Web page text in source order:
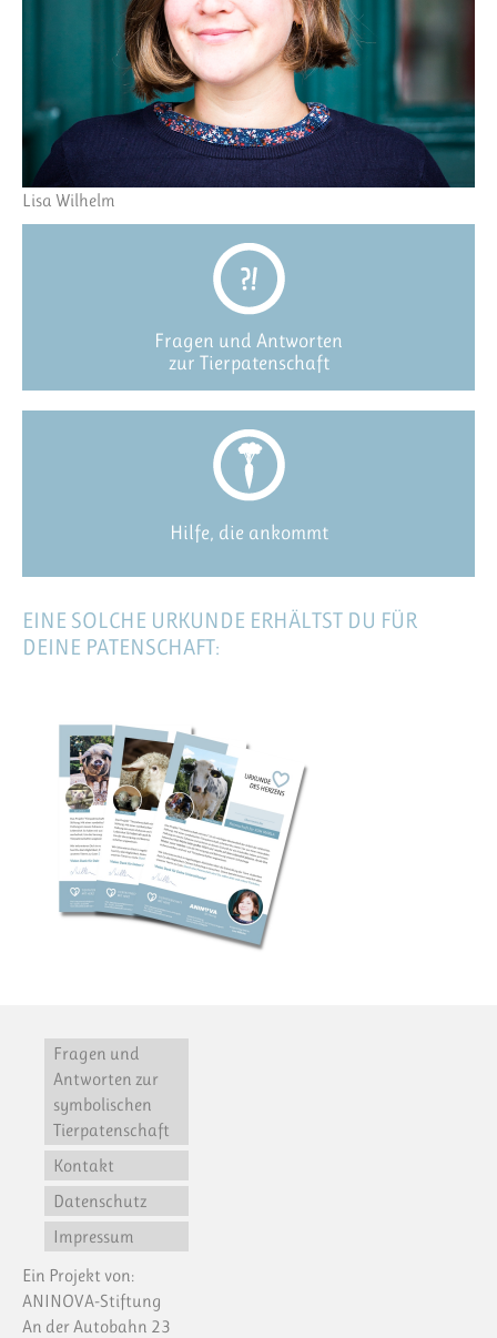
Lisa Wilhelm
Fragen und Antworten
zur Tierpatenschaft
Hilfe, die ankommt
EINE SOLCHE URKUNDE ERHÄLTST DU FÜR
DEINE PATENSCHAFT:
Fragen und
Antworten zur
symbolischen
Tierpatenschaft
Kontakt
Datenschutz
Impressum
Ein Projekt von:
ANINOVA-Stiftung
An der Autobahn 23